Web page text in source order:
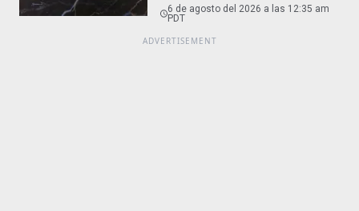
6 de agosto del 2026 a las 12:35 am
PDT